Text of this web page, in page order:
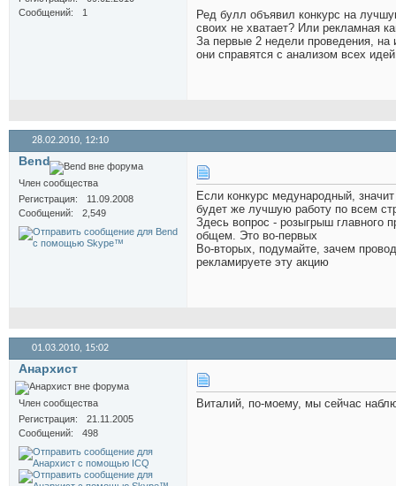
Сообщений
1
Ред булл объявил конкурс на
своих не хватает? Или рекламная
За первые 2 недели проведения, на
они справятся с анализом всех
28.02.2010, 12:10
Bend
Член сообщества
Регистрация
11.09.2008
Сообщений
2,549
Если конкурс медународный,
будет же лучшую работу по всем
Здесь вопрос - розыгрыш главного
общем. Это во-первых
Во-вторых, подумайте, зачем
рекламируете эту акцию
01.03.2010, 15:02
Анархист
Член сообщества
Регистрация
21.11.2005
Сообщений
498
Виталий, по-моему, мы сейчас